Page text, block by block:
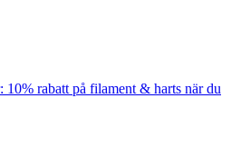
10% rabatt på filament & harts när du